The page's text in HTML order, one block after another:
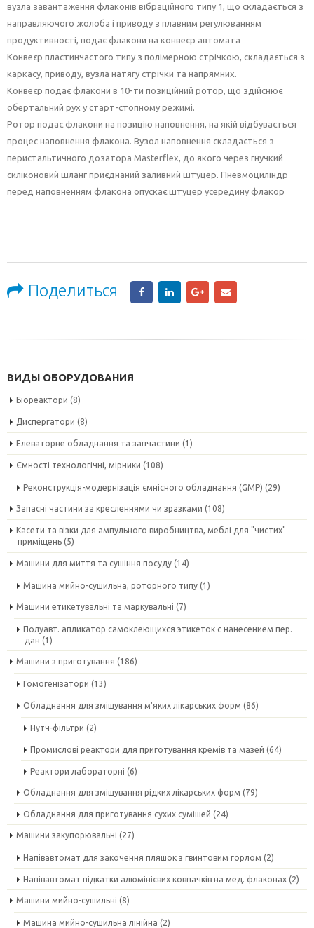
вузла завантаження флаконів вібраційного типу 1, що складається з
направляючого жолоба і приводу з плавним регулюванням
продуктивності, подає флакони на конвеєр автомата
Конвеєр пластинчастого типу з полімерною стрічкою, складається з
каркасу, приводу, вузла натягу стрічки та напрямних.
Конвеєр подає флакони в 10-ти позиційний ротор, що здійснює
обертальний рух у старт-стопному режимі.
Ротор подає флакони на позицію наповнення, на якій відбувається
процес наповнення флакона. Вузол наповнення складається з
перистальтичного дозатора Masterflex, до якого через гнучкий
силіконовий шланг приєднаний заливний штуцер. Пневмоциліндр
перед наповненням флакона опускає штуцер усередину флакор
Поделиться
ВИДЫ ОБОРУДОВАНИЯ
Біореактори (8)
Диспергатори (8)
Елеваторне обладнання та запчастини (1)
Ємності технологічні, мірники (108)
Реконструкція-модернізація ємнісного обладнання (GMP) (29)
Запасні частини за кресленнями чи зразками (108)
Касети та візки для ампульного виробництва, меблі для "чистих"
приміщень (5)
Машини для миття та сушіння посуду (14)
Машина мийно-сушильна, роторного типу (1)
Машини етикетувальні та маркувальні (7)
Полуавт. апликатор самоклеющихся этикеток с нанесением пер.
дан (1)
Машини з приготування (186)
Гомогенізатори (13)
Обладнання для змішування м'яких лікарських форм (86)
Нутч-фільтри (2)
Промислові реактори для приготування кремів та мазей (64)
Реактори лабораторні (6)
Обладнання для змішування рідких лікарських форм (79)
Обладнання для приготування сухих сумішей (24)
Машини закупорювальні (27)
Напівавтомат для закочення пляшок з гвинтовим горлом (2)
Напівавтомат підкатки алюмінієвих ковпачків на мед. флаконах (2)
Машини мийно-сушильні (8)
Машина мийно-сушильна лінійна (2)